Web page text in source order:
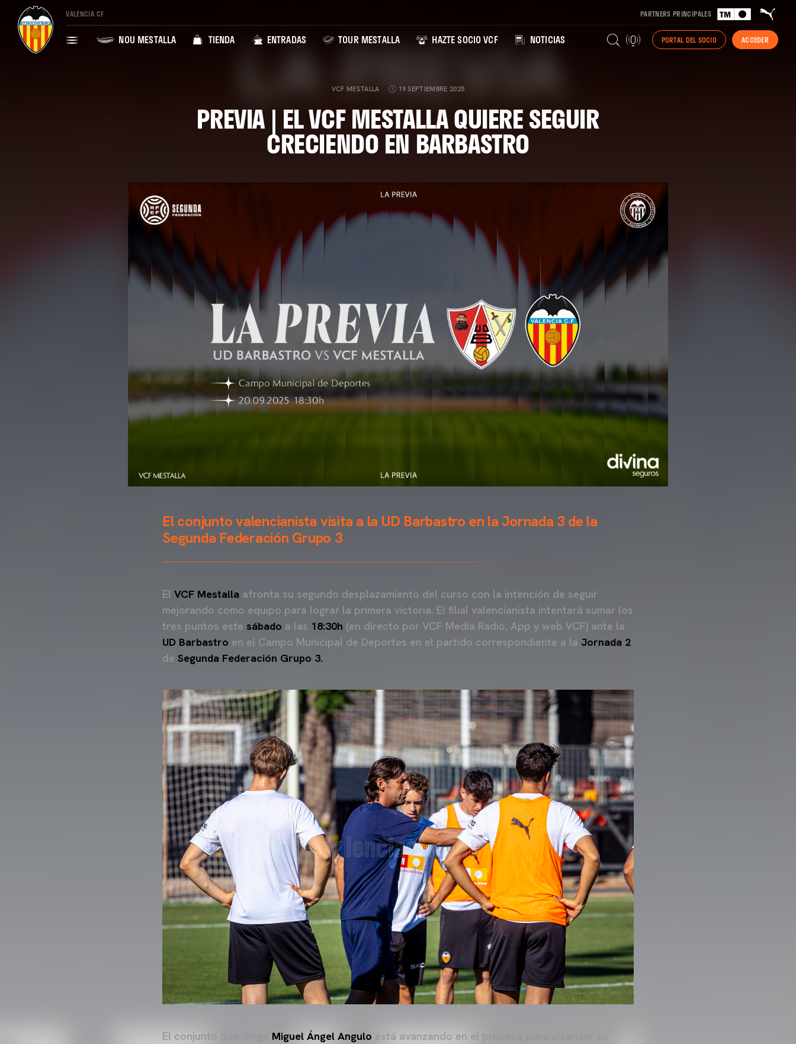
VALENCIA CF PARTNERS PRINCIPALES
NOU MESTALLA TIENDA ENTRADAS TOUR MESTALLA HAZTE SOCIO VCF NOTICIAS PORTAL DEL SOCIO ACCEDER
VCF MESTALLA 19 SEPTIEMBRE 2025
PREVIA | EL VCF MESTALLA QUIERE SEGUIR
CRECIENDO EN BARBASTRO
El conjunto valencianista visita a la UD Barbastro en la Jornada 3 de la
Segunda Federación Grupo 3
El VCF Mestalla afronta su segundo desplazamiento del curso con la intención de seguir
mejorando como equipo para lograr la primera victoria. El filial valencianista intentará sumar los
tres puntos este sábado a las 18:30h (en directo por VCF Media Radio, App y web VCF) ante la
UD Barbastro en el Campo Municipal de Deportes en el partido correspondiente a la Jornada 2
de Segunda Federación Grupo 3.
El conjunto que dirige Miguel Ángel Angulo está avanzando en el proceso para alcanzar su